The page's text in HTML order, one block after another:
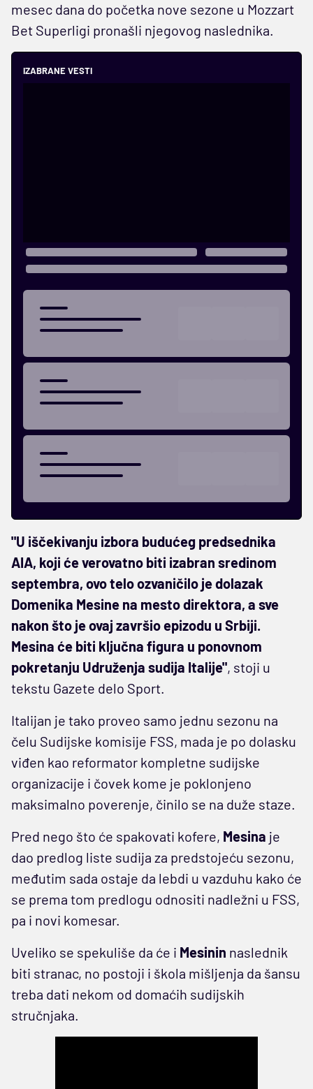
mesec dana do početka nove sezone u Mozzart
Bet Superligi pronašli njegovog naslednika.
IZABRANE VESTI
"U iščekivanju izbora budućeg predsednika
AIA, koji će verovatno biti izabran sredinom
septembra, ovo telo ozvaničilo je dolazak
Domenika Mesine na mesto direktora, a sve
nakon što je ovaj završio epizodu u Srbiji.
Mesina će biti ključna figura u ponovnom
pokretanju Udruženja sudija Italije", stoji u
tekstu Gazete delo Sport.
Italijan je tako proveo samo jednu sezonu na
čelu Sudijske komisije FSS, mada je po dolasku
viđen kao reformator kompletne sudijske
organizacije i čovek kome je poklonjeno
maksimalno poverenje, činilo se na duže staze.
Pred nego što će spakovati kofere, Mesina je
dao predlog liste sudija za predstojeću sezonu,
međutim sada ostaje da lebdi u vazduhu kako će
se prema tom predlogu odnositi nadležni u FSS,
pa i novi komesar.
Uveliko se spekuliše da će i Mesinin naslednik
biti stranac, no postoji i škola mišljenja da šansu
treba dati nekom od domaćih sudijskih
stručnjaka.